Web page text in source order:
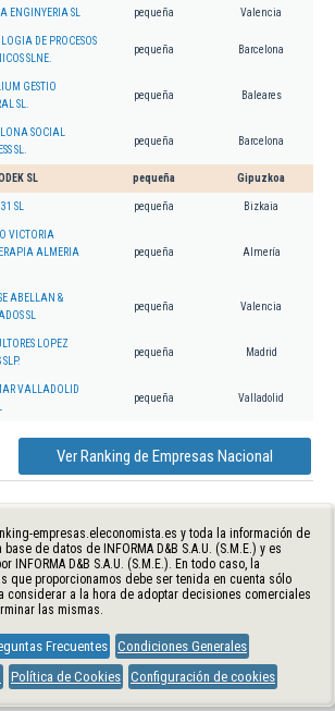
ENGINYERIA SL pequeña Valencia
DE PROCESOS
SLNE.
pequeña Barcelona
GESTIO
SL.
pequeña Baleares
SOCIAL
SL.
pequeña Barcelona
SL pequeña Gipuzkoa
SL pequeña Bizkaia
VICTORIA
ALMERIA
pequeña Almería
ABELLAN &
SL
pequeña Valencia
LOPEZ
pequeña Madrid
VALLADOLID
pequeña Valladolid
Ver Ranking de Empresas Nacional
empresas.eleconomista.es y toda la información de
de datos de INFORMA D&B S.A.U. (S.M.E.) y es
INFORMA D&B S.A.U. (S.M.E.). En todo caso, la
que proporcionamos debe ser tenida en cuenta sólo
considerar a la hora de adoptar decisiones comerciales
las mismas.
Frecuentes
Condiciones Generales
Política de Cookies Configuración de cookies